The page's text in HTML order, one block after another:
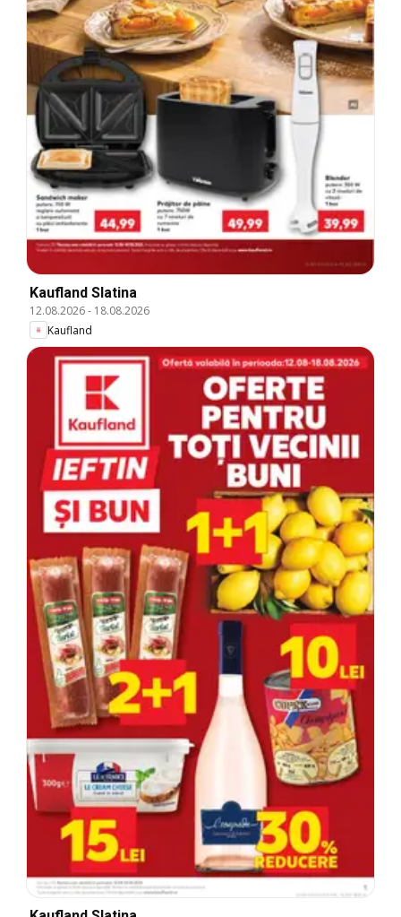
Kaufland Slatina
12.08.2026- 18.08.2026
Kaufland